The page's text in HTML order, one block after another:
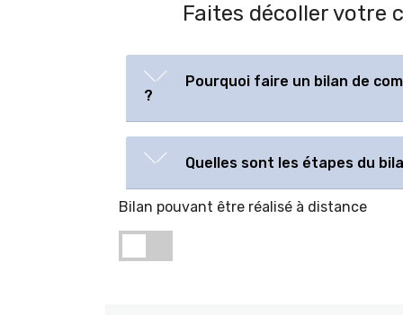
Faites décoller votre
Pourquoi faire un bilan de
?
Quelles sont les étapes du
Bilan pouvant être réalisé à distance